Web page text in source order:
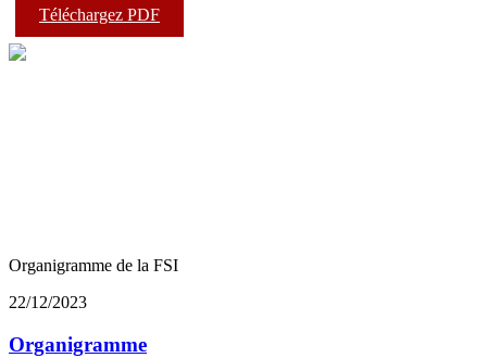
Téléchargez PDF
Organigramme de la FSI
22/12/2023
Organigramme